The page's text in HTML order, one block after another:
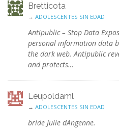
Bretticota
→ ADOLESCENTES SIN EDAD
Antipublic – Stop Data
personal information data
the dark web. Antipublic
and protects…
Leupoldaml
→ ADOLESCENTES SIN EDAD
bride Julie dAngenne.